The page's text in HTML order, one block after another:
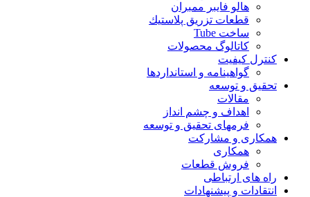
هالو فایبر ممبران
قطعات تزريق پلاستيك
ساخت Tube
کاتالوگ محصولات
کیفیت
گواهينامه و استانداردها
و توسعه
مقالات
اهداف و چشم انداز
فرمهای تحقیق و توسعه
و مشارکت
همکاری
فروش قطعات
های ارتباطی
و پيشنهادات